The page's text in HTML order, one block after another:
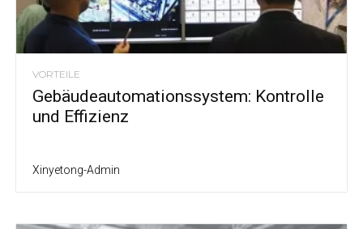
VORTEILE
Gebäudeautomationssystem: Kontrolle
und Effizienz
Xinyetong-Admin